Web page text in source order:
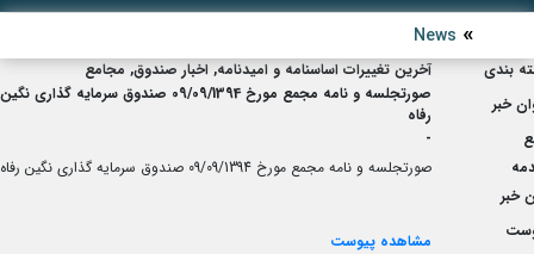
News
بندی
آخرین تغییرات اساسنامه و امیدنامه, اخبار صندوق, مجامع
خبر
صورتجلسه و نامه مجمع مورخ 09/09/1394 صندوق سرمایه گذاری نگین
رفاه
-
صورتجلسه و نامه مجمع مورخ 09/09/1394 صندوق سرمایه گذاری نگین رفاه
خبر
مشاهده پیوست